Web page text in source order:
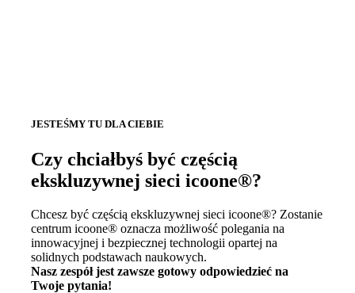
JESTEŚMY TU DLA CIEBIE
Czy chciałbyś być częścią
ekskluzywnej sieci icoone®?
Chcesz być częścią ekskluzywnej sieci icoone®? Zostanie
centrum icoone® oznacza możliwość polegania na
innowacyjnej i bezpiecznej technologii opartej na
solidnych podstawach naukowych.
Nasz zespół jest zawsze gotowy odpowiedzieć na
Twoje pytania!